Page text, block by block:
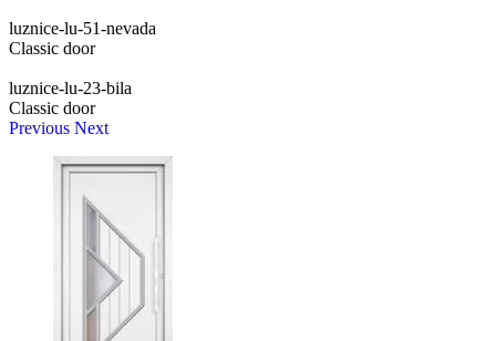
luznice-lu-51-nevada
Classic door
luznice-lu-23-bila
Classic door
Previous Next